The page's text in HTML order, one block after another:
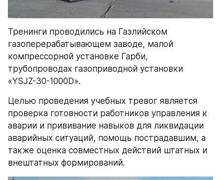
Тренинги проводились на Газлийском
газоперерабатывающем заводе, малой
компрессорной установке Гарби,
трубопроводах газоприводной установки
«YSJZ-30-1000D».
Целью проведения учебных тревог является
проверка готовности работников управления к
аварии и прививание навыков для ликвидации
аварийных ситуаций, помощь пострадавшим, а
также оценка совместных действий штатных и
внештатных формирований.